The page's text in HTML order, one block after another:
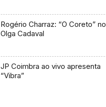
Rogério Charraz: “O Coreto” no
Olga Cadaval
JP Coimbra ao vivo apresenta
“Vibra”